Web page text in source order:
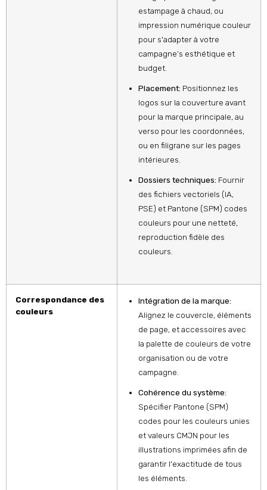
estampage à chaud, ou
impression numérique couleur
pour s'adapter à votre
campagne’s esthétique et
budget.
Placement: Positionnez les
logos sur la couverture avant
pour la marque principale, au
verso pour les coordonnées,
ou en filigrane sur les pages
intérieures.
Dossiers techniques: Fournir
des fichiers vectoriels (IA,
PSE) et Pantone (SPM) codes
couleurs pour une netteté,
reproduction fidèle des
couleurs.
Correspondance des
couleurs
Intégration de la marque:
Alignez le couvercle, éléments
de page, et accessoires avec
la palette de couleurs de votre
organisation ou de votre
campagne.
Cohérence du système:
Spécifier Pantone (SPM)
codes pour les couleurs unies
et valeurs CMJN pour les
illustrations imprimées afin de
garantir l'exactitude de tous
les éléments.